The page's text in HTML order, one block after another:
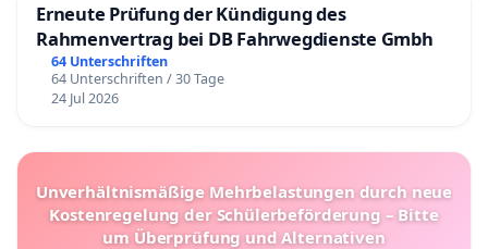
Erneute Prüfung der Kündigung des
Rahmenvertrag bei DB Fahrwegdienste Gmbh
64 Unterschriften
64 Unterschriften / 30 Tage
24 Jul 2026
Unverhältnismäßige Mehrbelastungen durch neue
Kostenregelung der Schülerbeförderung – Bitte
um Überprüfung und Alternativen